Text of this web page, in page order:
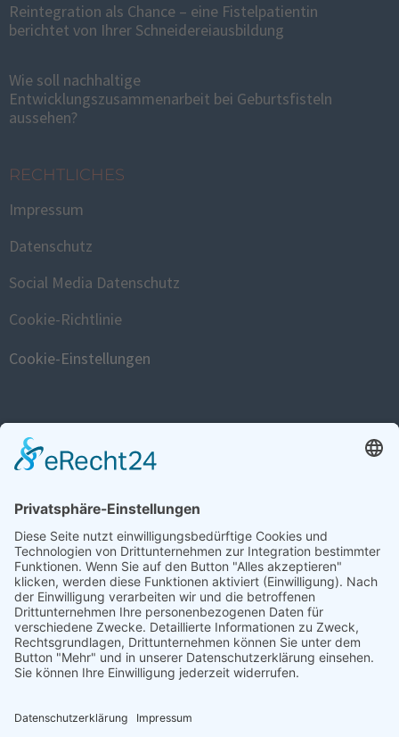
Reintegration als Chance – eine Fistelpatientin
berichtet von Ihrer Schneidereiausbildung
Wie soll nachhaltige
Entwicklungszusammenarbeit bei Geburtsfisteln
aussehen?
RECHTLICHES
Impressum
Datenschutz
Social Media Datenschutz
Cookie-Richtlinie
Cookie-Einstellungen
FISTULA WEBSITE
www.fistula.de
SOCIAL
Zum Spendenformular